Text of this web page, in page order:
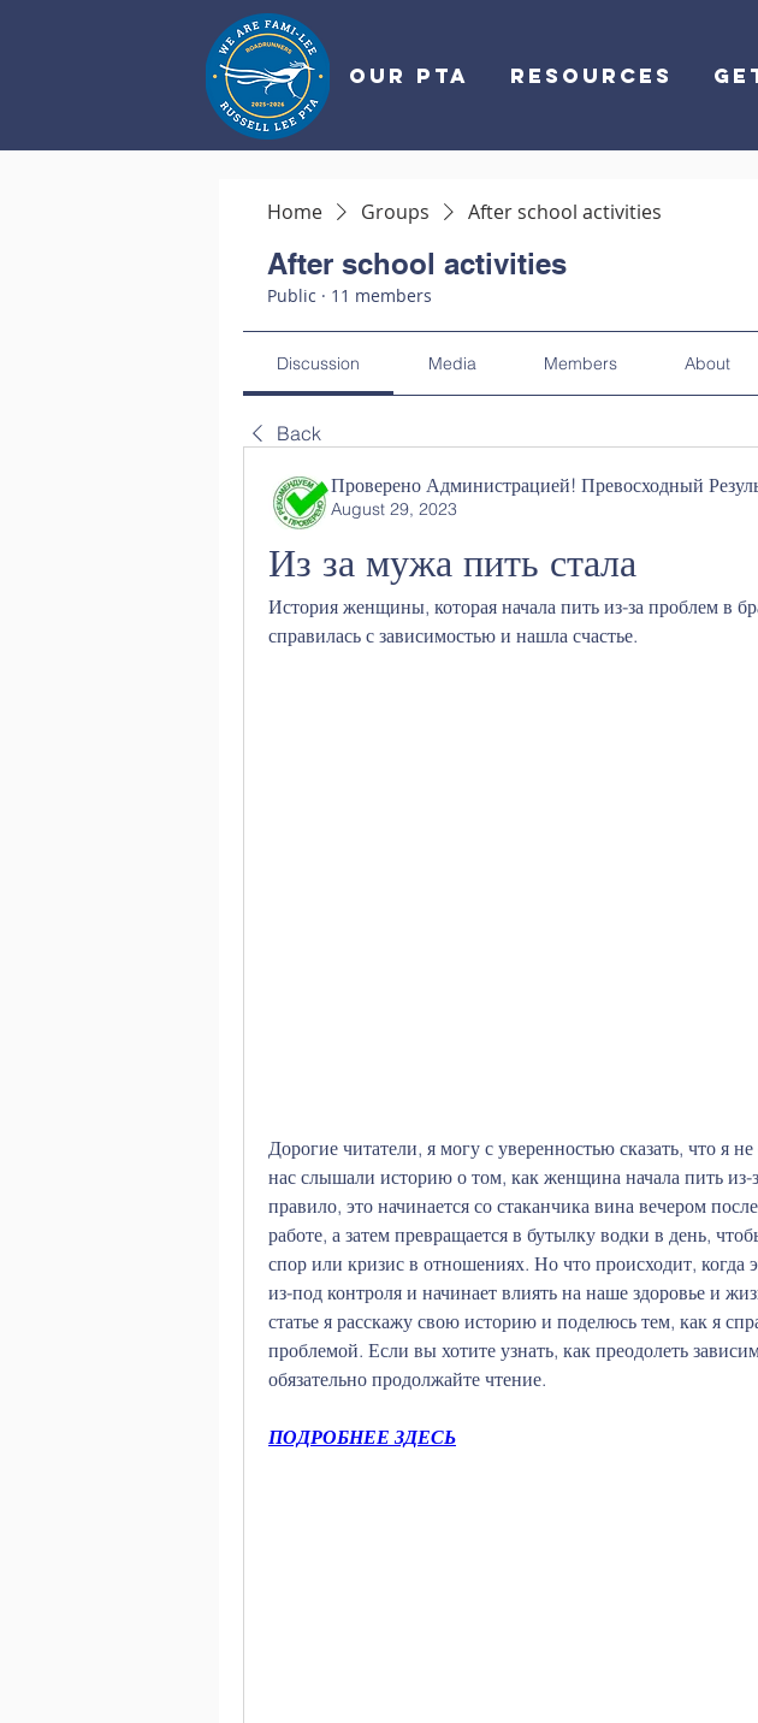
OUR PTA RESOURCES
Home Groups After school activities
After school activities
Public · 11 members
Discussion Media Members About
Back
Проверено Администрацией! Превосходный
August 29, 2023
Из за мужа пить стала
История женщины, которая начала пить из-за проблем в
справилась с зависимостью и нашла счастье.
Дорогие читатели, я могу с уверенностью сказать, что я
нас слышали историю о том, как женщина начала пить из-
правило, это начинается со стаканчика вина вечером
работе, а затем превращается в бутылку водки в день,
спор или кризис в отношениях. Но что происходит, когда
из-под контроля и начинает влиять на наше здоровье и
статье я расскажу свою историю и поделюсь тем, как я
проблемой. Если вы хотите узнать, как преодолеть
обязательно продолжайте чтение.
ПОДРОБНЕЕ ЗДЕСЬ